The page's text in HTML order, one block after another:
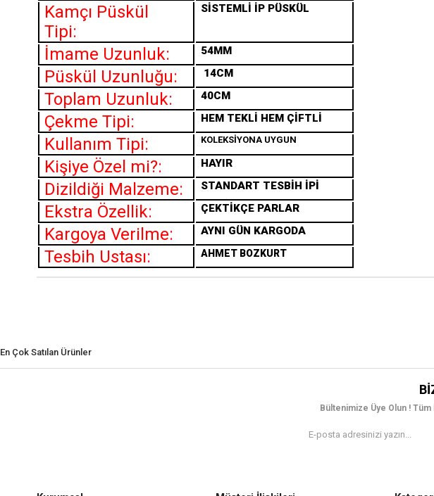
Kamçı Püskül
Tipi:
SİSTEMLİ İP PÜSKÜL
İmame Uzunluk: 54MM
Püskül Uzunluğu: 14CM
Toplam Uzunluk: 40CM
Çekme Tipi: HEM TEKLİ HEM ÇİFTLİ
Kullanım Tipi: KOLEKSİYONA UYGUN
Kişiye Özel mi?: HAYIR
Dizildiği Malzeme: STANDART TESBİH İPİ
Ekstra Özellik: ÇEKTİKÇE PARLAR
Kargoya Verilme: AYNI GÜN KARGODA
Tesbih Ustası: AHMET BOZKURT
En Çok Satılan Ürünler
Bültenimize Üye Olun !